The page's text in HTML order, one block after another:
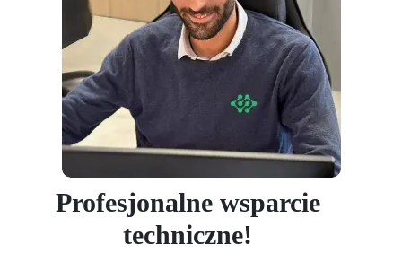
Profesjonalne wsparcie
techniczne!